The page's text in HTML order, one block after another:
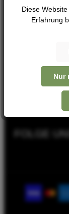
FOLGE UNS
SERVICE
Diese
Erfahrung
Nur